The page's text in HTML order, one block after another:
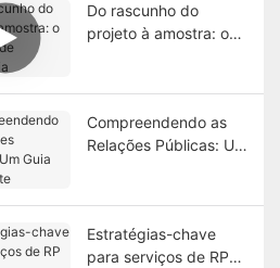
Do rascunho do
projeto à amostra: o
Compreendendo as
Relações Públicas: Um
Estratégias-chave
para serviços de RP